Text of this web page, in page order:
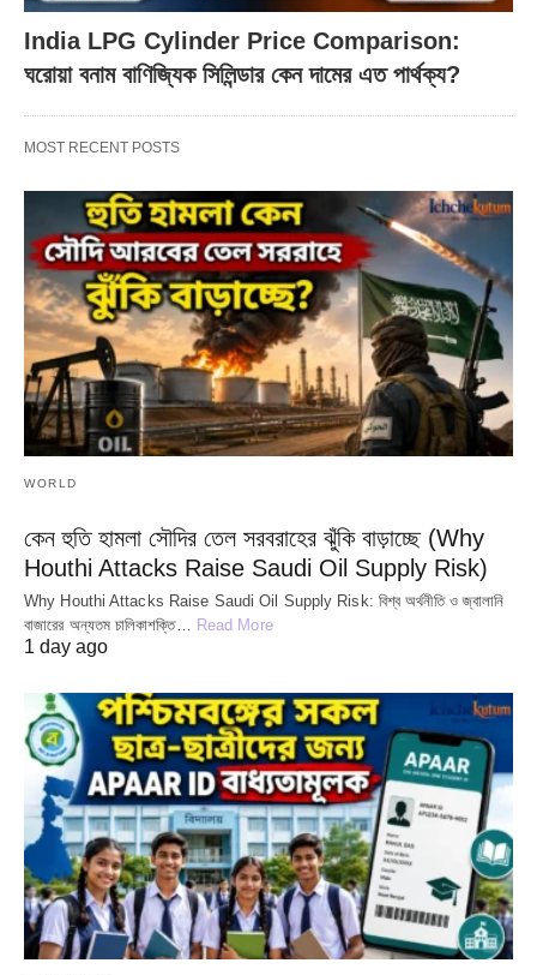
India LPG Cylinder Price Comparison:
ঘরোয়া বনাম বাণিজ্যিক সিলিন্ডার কেন দামের এত পার্থক্য?
MOST RECENT POSTS
WORLD
কেন হুতি হামলা সৌদির তেল সরবরাহের ঝুঁকি বাড়াচ্ছে (Why
Houthi Attacks Raise Saudi Oil Supply Risk)
Why Houthi Attacks Raise Saudi Oil Supply Risk: বিশ্ব অর্থনীতি ও জ্বালানি
বাজারের অন্যতম চালিকাশক্তি… Read More
1 day ago